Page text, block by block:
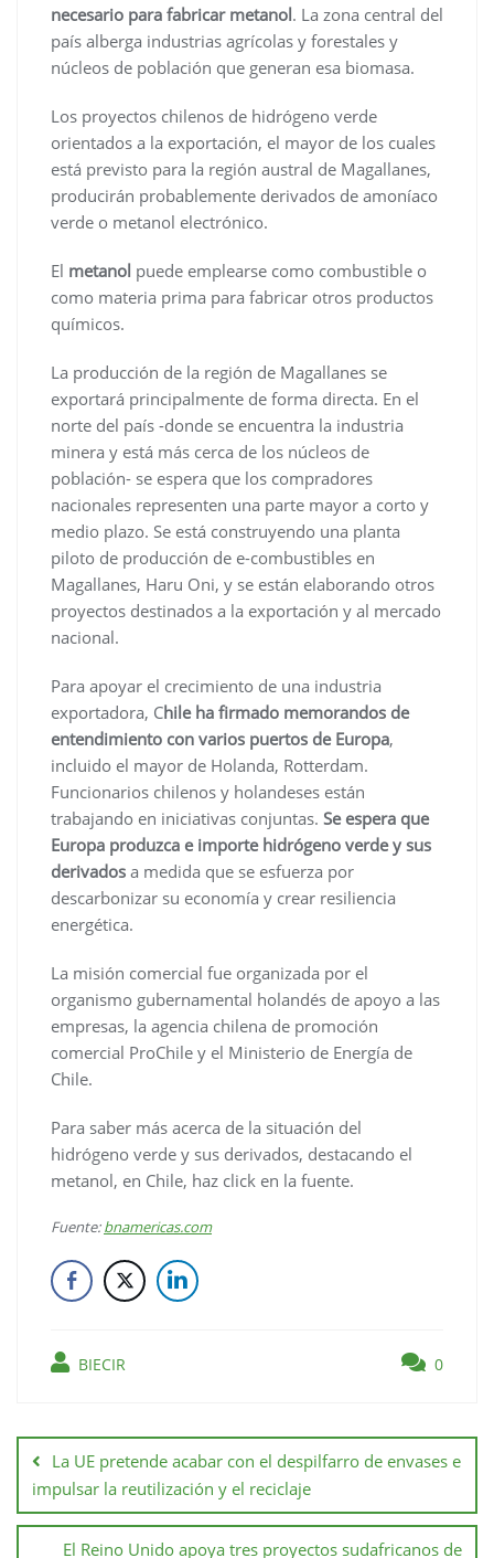
necesario para fabricar metanol. La zona central del
país alberga industrias agrícolas y forestales y
núcleos de población que generan esa biomasa.
Los proyectos chilenos de hidrógeno verde
orientados a la exportación, el mayor de los cuales
está previsto para la región austral de Magallanes,
producirán probablemente derivados de amoníaco
verde o metanol electrónico.
El metanol puede emplearse como combustible o
como materia prima para fabricar otros productos
químicos.
La producción de la región de Magallanes se
exportará principalmente de forma directa. En el
norte del país -donde se encuentra la industria
minera y está más cerca de los núcleos de
población- se espera que los compradores
nacionales representen una parte mayor a corto y
medio plazo. Se está construyendo una planta
piloto de producción de e-combustibles en
Magallanes, Haru Oni, y se están elaborando otros
proyectos destinados a la exportación y al mercado
nacional.
Para apoyar el crecimiento de una industria
exportadora, Chile ha firmado memorandos de
entendimiento con varios puertos de Europa,
incluido el mayor de Holanda, Rotterdam.
Funcionarios chilenos y holandeses están
trabajando en iniciativas conjuntas. Se espera que
Europa produzca e importe hidrógeno verde y sus
derivados a medida que se esfuerza por
descarbonizar su economía y crear resiliencia
energética.
La misión comercial fue organizada por el
organismo gubernamental holandés de apoyo a las
empresas, la agencia chilena de promoción
comercial ProChile y el Ministerio de Energía de
Chile.
Para saber más acerca de la situación del
hidrógeno verde y sus derivados, destacando el
metanol, en Chile, haz click en la fuente.
Fuente:bnamericas.com
BIECIR 0
La UE pretende acabar con el despilfarro de envases e
impulsar la reutilización y el reciclaje
El Reino Unido apoya tres proyectos sudafricanos de